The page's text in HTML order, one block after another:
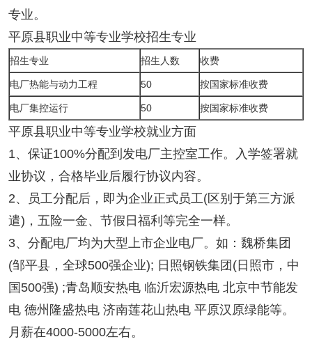
专业。
平原县职业中等专业学校招生专业
招生专业 招生人数 收费
电厂热能与动力工程 50 按国家标准收费
电厂集控运行 50 按国家标准收费
平原县职业中等专业学校就业方面
1、保证100%分配到发电厂主控室工作。入学签署就
业协议，合格毕业后履行协议内容。
2、员工分配后，即为企业正式员工(区别于第三方派
遣)，五险一金、节假日福利等完全一样。
3、分配电厂均为大型上市企业电厂。如：魏桥集团
(邹平县，全球500强企业); 日照钢铁集团(日照市，中
国500强) ;青岛顺安热电 临沂宏源热电 北京中节能发
电 德州隆盛热电 济南莲花山热电 平原汉原绿能等。
月薪在4000-5000左右。